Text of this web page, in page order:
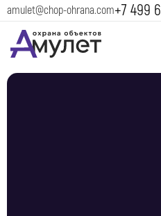
amulet@chop-ohrana.com+7 499